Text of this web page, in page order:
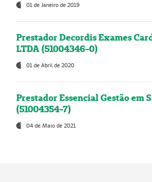
01 de Janeiro de 2019
Prestador Decordis Exames
LTDA (51004346-0)
01 de Abril de 2020
Prestador Essencial Gestão em
(51004354-7)
04 de Maio de 2021